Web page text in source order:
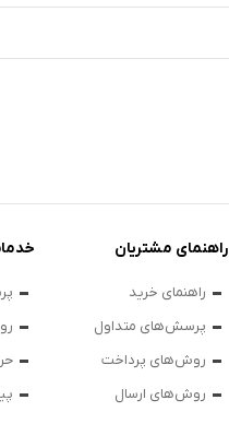
راهنمای مشتریان
راهنمای خرید
پرسش‌های متداول
روش‌های پرداخت
روش‌های ارسال